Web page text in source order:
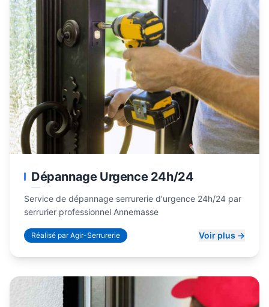
Dépannage Urgence 24h/24
Service de dépannage serrurerie d'urgence 24h/24 par
serrurier professionnel Annemasse
Réalisé par Agir-Serrurerie Voir plus →